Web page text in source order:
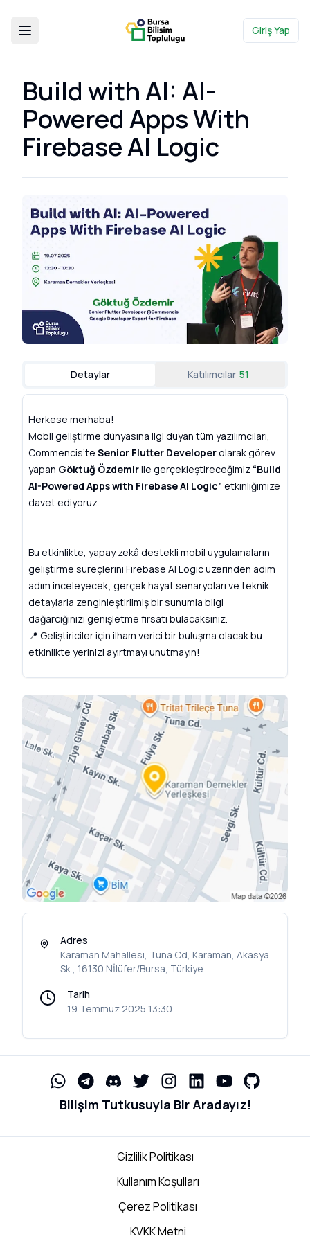
Giriş Yap
Build with AI: AI-
Powered Apps With
Firebase AI Logic
Detaylar Katılımcılar 51
Herkese merhaba!
Mobil geliştirme dünyasına ilgi duyan tüm yazılımcıları,
Commencis’te Senior Flutter Developerolarak görev
yapan Göktuğ Özdemirile gerçekleştireceğimiz “Build
AI-Powered Apps with Firebase AI Logic” etkinliğimize
davet ediyoruz.
Bu etkinlikte, yapay zekâ destekli mobil uygulamaların
geliştirme süreçlerini Firebase AI Logic üzerinden adım
adım inceleyecek; gerçek hayat senaryoları ve teknik
detaylarla zenginleştirilmiş bir sunumla bilgi
dağarcığınızı genişletme fırsatı bulacaksınız.
📍 Geliştiriciler için ilham verici bir buluşma olacak bu
etkinlikte yerinizi ayırtmayı unutmayın!
Adres
Karaman Mahallesi, Tuna Cd, Karaman, Akasya
Sk., 16130 Ni̇lüfer/Bursa, Türkiye
Tarih
19 Temmuz 2025 13:30
Bilişim Tutkusuyla Bir Aradayız!
Gizlilik Politikası
Kullanım Koşulları
Çerez Politikası
KVKK Metni